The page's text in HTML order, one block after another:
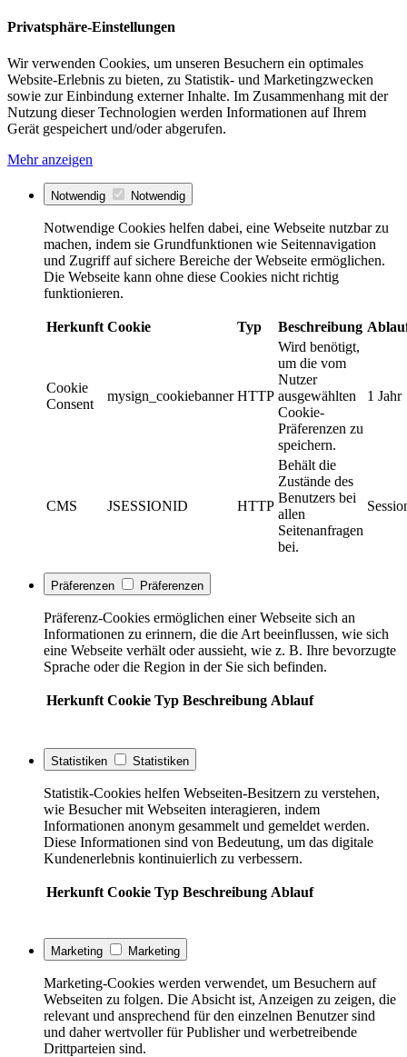
Privatsphäre-Einstellungen
Wir verwenden Cookies, um unseren Besuchern ein optimales
Website-Erlebnis zu bieten, zu Statistik- und Marketingzwecken
sowie zur Einbindung externer Inhalte. Im Zusammenhang mit der
Nutzung dieser Technologien werden Informationen auf Ihrem
Gerät gespeichert und/oder abgerufen.
Mehr anzeigen
Notwendig Notwendig
Notwendige Cookies helfen dabei, eine Webseite nutzbar zu
machen, indem sie Grundfunktionen wie Seitennavigation
und Zugriff auf sichere Bereiche der Webseite ermöglichen.
Die Webseite kann ohne diese Cookies nicht richtig
funktionieren.
Herkunft Cookie Typ Beschreibung
Cookie
Consent
mysign_cookiebanner HTTP
Wird benötigt,
um die vom
Nutzer
ausgewählten
Cookie-
Präferenzen zu
speichern.
1 Jahr
CMS JSESSIONID HTTP
Behält die
Zustände des
Benutzers bei
allen
Seitenanfragen
bei.
Präferenzen Präferenzen
Präferenz-Cookies ermöglichen einer Webseite sich an
Informationen zu erinnern, die die Art beeinflussen, wie sich
eine Webseite verhält oder aussieht, wie z. B. Ihre bevorzugte
Sprache oder die Region in der Sie sich befinden.
Herkunft Cookie Typ Beschreibung Ablauf
Statistiken Statistiken
Statistik-Cookies helfen Webseiten-Besitzern zu verstehen,
wie Besucher mit Webseiten interagieren, indem
Informationen anonym gesammelt und gemeldet werden.
Diese Informationen sind von Bedeutung, um das digitale
Kundenerlebnis kontinuierlich zu verbessern.
Herkunft Cookie Typ Beschreibung Ablauf
Marketing Marketing
Marketing-Cookies werden verwendet, um Besuchern auf
Webseiten zu folgen. Die Absicht ist, Anzeigen zu zeigen, die
relevant und ansprechend für den einzelnen Benutzer sind
und daher wertvoller für Publisher und werbetreibende
Drittparteien sind.